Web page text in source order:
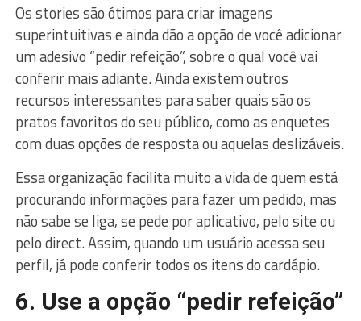
Os stories são ótimos para criar imagens
superintuitivas e ainda dão a opção de você adicionar
um adesivo “pedir refeição”, sobre o qual você vai
conferir mais adiante. Ainda existem outros
recursos interessantes para saber quais são os
pratos favoritos do seu público, como as enquetes
com duas opções de resposta ou aquelas deslizáveis.
Essa organização facilita muito a vida de quem está
procurando informações para fazer um pedido, mas
não sabe se liga, se pede por aplicativo, pelo site ou
pelo direct. Assim, quando um usuário acessa seu
perfil, já pode conferir todos os itens do cardápio.
6. Use a opção “pedir refeição”